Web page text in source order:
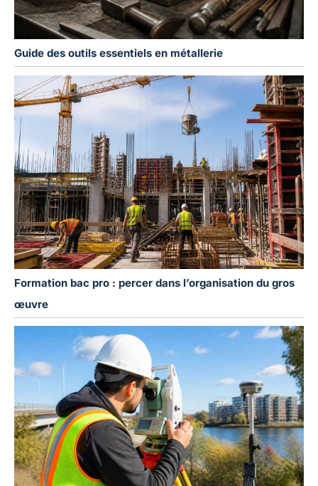
Guide des outils essentiels en métallerie
Formation bac pro : percer dans l’organisation du gros
œuvre